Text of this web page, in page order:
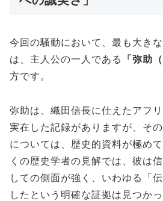
今回の騒動において、最も大き
は、主人公の一人である
「弥助
方です。
弥助は、織田信長に仕えたアフ
実在した記録がありますが、そ
については、歴史的資料が極め
くの歴史学者の見解では、彼は
しての側面が強く、いわゆる「
したという明確な証拠は見つかっ